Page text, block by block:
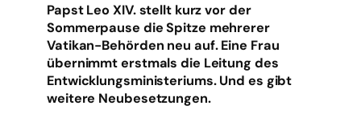
Papst Leo XIV. stellt kurz vor der
Sommerpause die Spitze mehrerer
Vatikan-Behörden neu auf. Eine Frau
übernimmt erstmals die Leitung des
Entwicklungsministeriums. Und es gibt
weitere Neubesetzungen.